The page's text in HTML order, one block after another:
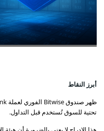
أبرز النقاط
تحتية للسوق تُستخدم قبل التداول.